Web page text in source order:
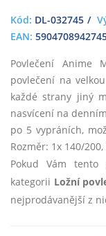
Kód: DL-032745
EAN:
Povlečení Anime
povlečení na
každé strany jiný
nasvícení na
po 5 vypráních,
Rozměr: 1x 140/
Pokud Vám tento
kategorii Ložní
nejprodávanější z